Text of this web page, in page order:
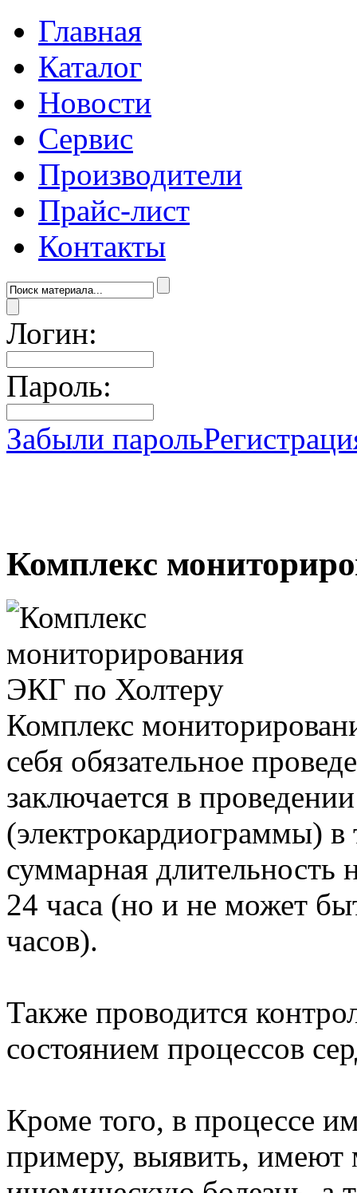
Главная
Каталог
Новости
Сервис
Производители
Прайс-лист
Контакты
Логин:
Пароль:
Забыли пароль
Комплекс
Комплекс
себя обязательное
заключается в
(электрокардиограммы)
суммарная длительность
24 часа (но и не может
часов).
Также проводится
состоянием процессов
Кроме того, в процессе
примеру, выявить, имеют